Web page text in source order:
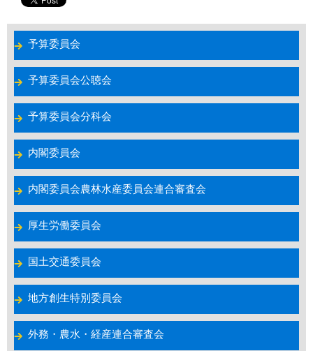
予算委員会
予算委員会公聴会
予算委員会分科会
内閣委員会
内閣委員会農林水産委員会連合審査会
厚生労働委員会
国土交通委員会
地方創生特別委員会
外務・農水・経産連合審査会